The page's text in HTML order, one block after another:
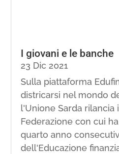
I giovani e le banche
23 Dic 2021
Sulla piattaforma
districarsi nel mondo
l'Unione Sarda rilancia
Federazione con cui
quarto anno
dell'Educazione